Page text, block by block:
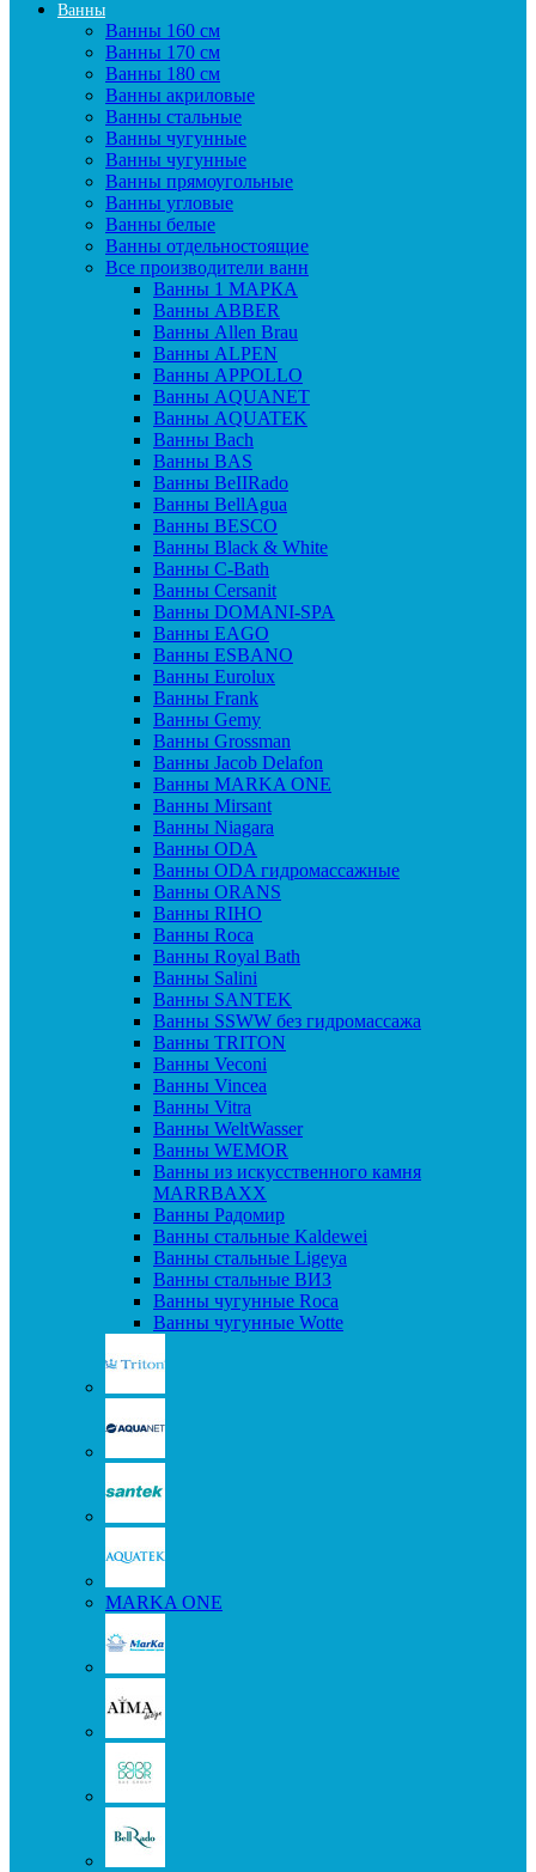
Ванны
Ванны 160 см
Ванны 170 см
Ванны 180 см
Ванны акриловые
Ванны стальные
Ванны чугунные
Ванны чугунные
Ванны прямоугольные
Ванны угловые
Ванны белые
Ванны отдельностоящие
Все производители ванн
Ванны 1 МАРКА
Ванны ABBER
Ванны Allen Brau
Ванны ALPEN
Ванны APPOLLO
Ванны AQUANET
Ванны AQUATEK
Ванны Bach
Ванны BAS
Ванны BeIIRado
Ванны BellAgua
Ванны BESCO
Ванны Black & White
Ванны C-Bath
Ванны Cersanit
Ванны DOMANI-SPA
Ванны EAGO
Ванны ESBANO
Ванны Eurolux
Ванны Frank
Ванны Gemy
Ванны Grossman
Ванны Jacob Delafon
Ванны MARKA ONE
Ванны Mirsant
Ванны Niagara
Ванны ODA
Ванны ODA гидромассажные
Ванны ORANS
Ванны RIHO
Ванны Roca
Ванны Royal Bath
Ванны Salini
Ванны SANTEK
Ванны SSWW без гидромассажа
Ванны TRITON
Ванны Veconi
Ванны Vincea
Ванны Vitra
Ванны WeltWasser
Ванны WEMOR
Ванны из искусственного камня
MARRBAXX
Ванны Радомир
Ванны стальные Kaldewei
Ванны стальные Ligeya
Ванны стальные ВИЗ
Ванны чугунные Roca
Ванны чугунные Wotte
MARKA ONE